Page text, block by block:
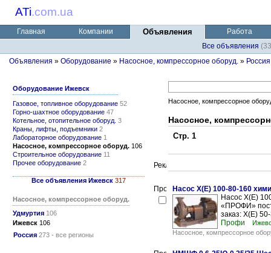
ATi.com.ua
Главная Компании Объявления
Работа
Все объявления
Объявления » Оборудование » Насосное, компрессорное оборуд. » Россия
Оборудование Ижевск
Газовое, топливное оборудование 52
Горно-шахтное оборудование 47
Котельное, отопительное оборуд. 3
Краны, лифты, подъемники 2
Лабораторное оборудование 1
Насосное, компрессорное оборуд. 106
Строительное оборудование 11
Прочее оборудование 2
Все объявления Ижевск 317
Насосное, компрессорное оборуд.
Удмуртия 106
Ижевск 106
Россия 273 - все регионы
Насосное, компрессорное
Насосное,
Стр. 1
Насос Х(Е) 100-80-160
Насос Х(Е)
«ПРОФИ»
заказ: Х(Е)
Профи
Насосное, компрессорное